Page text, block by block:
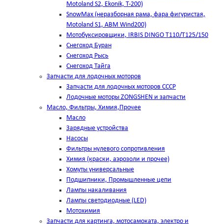
Motoland S2, Ekonik, T-200)
SnowMax (неразборная рама, фара фигуристая,
Motoland S1, ABM Wind200)
Мотобуксировщики, IRBIS DINGO Т110/Т125/150
Снегоход Буран
Снегоход Рысь
Снегоход Тайга
Запчасти для лодочных моторов
Запчасти для лодочных моторов СССР
Лодочные моторы ZONGSHEN и запчасти
Масло, Фильтры, Химия,Прочее
Масло
Зарядные устройства
Насосы
Фильтры нулевого сопротивления
Химия (краски, аэрозоли и прочее)
Хомуты универсальные
Подшипники, Промышленные цепи
Лампы накаливания
Лампы светодиодные (LED)
Мотохимия
Запчасти для картинга, мотосамоката, электро и